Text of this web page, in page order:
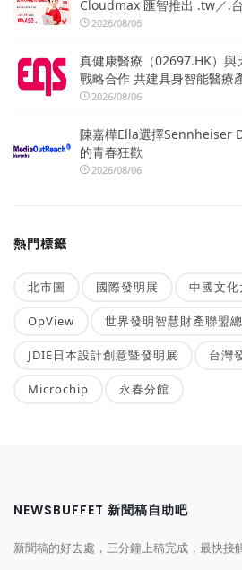
Cloudmax 匯智推出 .tw／.
2026/08/06
真健康醫療（02697.HK）
戰略合作 共建具身智能醫療
2026/08/06
陳嘉樺Ella選擇Sennheiser
的青春狂歡
2026/08/06
熱門標籤
北市圖 國際發明展 中國文化
OpView 世界發明智慧財產聯盟
JDIE日本設計創意暨發明展 台灣
Microchip 永春分館
NEWSBUFFET 新聞稿自助吧
新聞稿的好去處，三分鐘上稿完成，最快接